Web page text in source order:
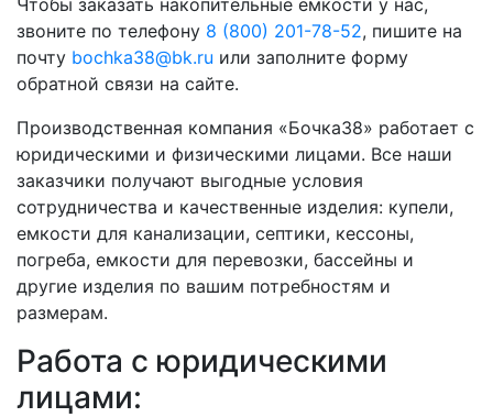
Чтобы заказать накопительные ёмкости у нас,
звоните по телефону 8 (800) 201-78-52, пишите на
почту bochka38@bk.ru или заполните форму
обратной связи на сайте.
Производственная компания «Бочка38» работает с
юридическими и физическими лицами. Все наши
заказчики получают выгодные условия
сотрудничества и качественные изделия: купели,
емкости для канализации, септики, кессоны,
погреба, емкости для перевозки, бассейны и
другие изделия по вашим потребностям и
размерам.
Работа с юридическими
лицами: